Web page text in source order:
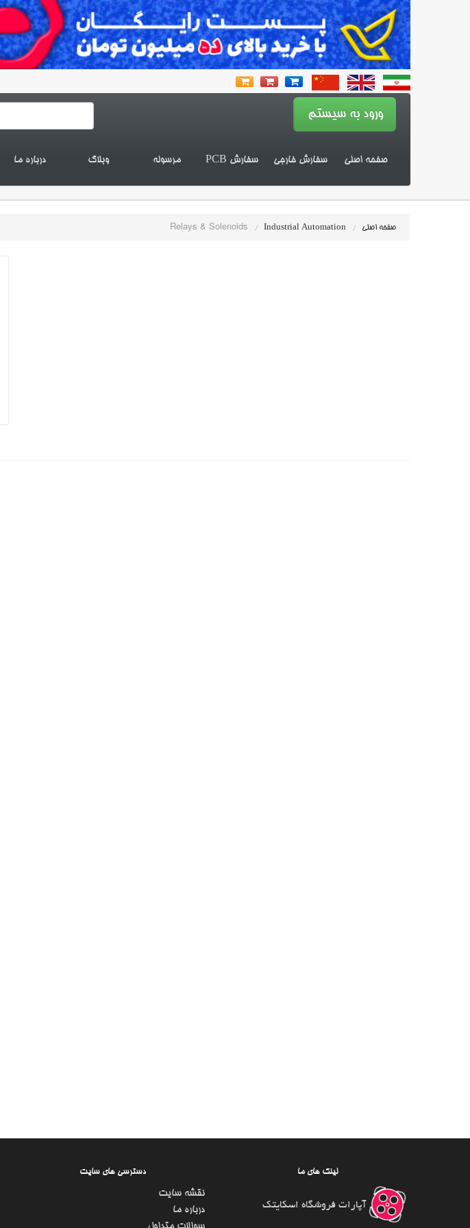
صفحه اصلی سفارش خارجی سفارش PCB مرسوله وبلاگ درباره ما
صفحه اصلی /
Industrial Automation
/
Relays & Solenoids
دسترسی های سایت
نقشه سایت
درباره ما
لینک های ما
آپارات فروشگاه اسکایتک